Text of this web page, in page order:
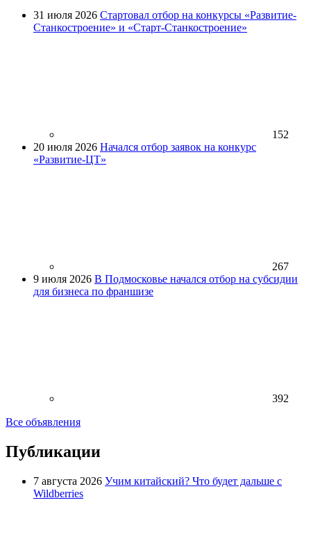
31 июля 2026 Стартовал отбор на конкурсы «Развитие-
Станкостроение» и «Старт-Станкостроение»
152
20 июля 2026 Начался отбор заявок на конкурс
«Развитие-ЦТ»
267
9 июля 2026 В Подмосковье начался отбор на субсидии
для бизнеса по франшизе
392
Все объявления
Публикации
7 августа 2026 Учим китайский? Что будет дальше с
Wildberries